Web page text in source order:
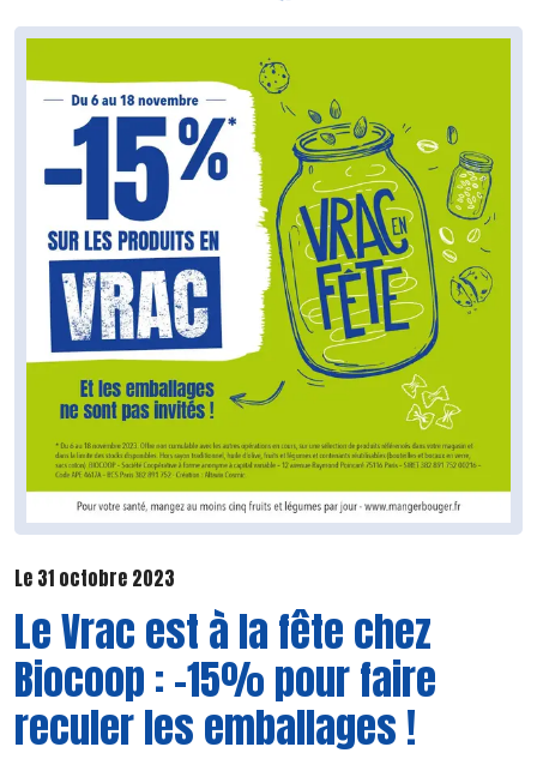
Le 31 octobre 2023
Le Vrac est à la fête chez
Biocoop : -15% pour faire
reculer les emballages !